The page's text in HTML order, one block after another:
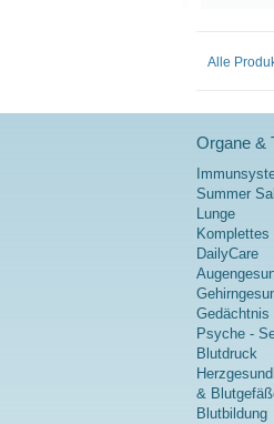
Alle
Organe &
Summer
Lunge
DailyCare
Gedächtnis
Psyche -
Blutdruck
&
Blutbildung